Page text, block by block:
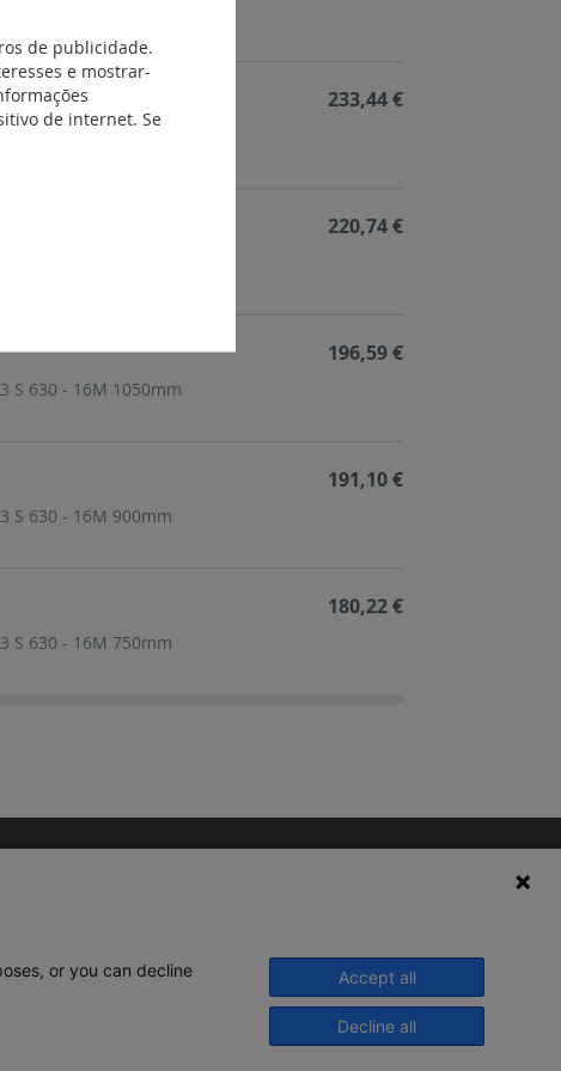
630 - 16M 1350mm
233,44 €
630 - 16M 1200mm
220,74 €
S 630 - 16M 1050mm
196,59 €
S 630 - 16M 900mm
191,10 €
S 630 - 16M 750mm
180,22 €
de publicidade.
e mostrar-
de internet. Se
© 2020 Legrand. Todos os direitos
or you can decline
Accept all
Decline all